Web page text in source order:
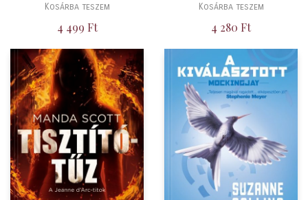
Kosárba teszem
4 499 Ft
Kosárba teszem
4 280 Ft